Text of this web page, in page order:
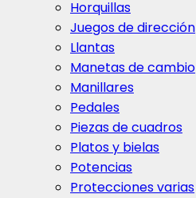
Horquillas
Juegos de dirección
Llantas
Manetas de cambio
Manillares
Pedales
Piezas de cuadros
Platos y bielas
Potencias
Protecciones varias